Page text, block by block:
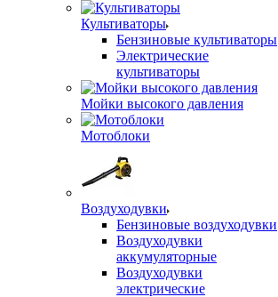
Культиваторы
Бензиновые культиваторы
Электрические
культиваторы
Мойки высокого давления
Мотоблоки
Воздуходувки
Бензиновые воздуходувки
Воздуходувки
аккумуляторные
Воздуходувки
электрические